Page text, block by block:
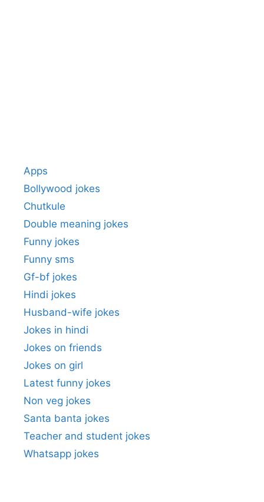
Apps
Bollywood jokes
Chutkule
Double meaning jokes
Funny jokes
Funny sms
Gf-bf jokes
Hindi jokes
Husband-wife jokes
Jokes in hindi
Jokes on friends
Jokes on girl
Latest funny jokes
Non veg jokes
Santa banta jokes
Teacher and student jokes
Whatsapp jokes